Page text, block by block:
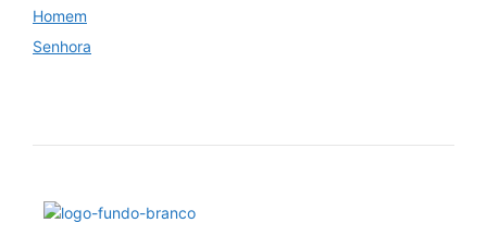
Homem
Senhora